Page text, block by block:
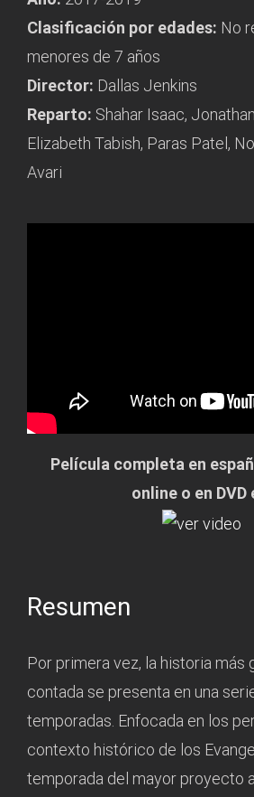
Clasificación por edades: No
menores de 7 años
Director: Dallas Jenkins
Reparto: Shahar Isaac,
Elizabeth Tabish, Paras Patel,
Avari
Película completa en
online o en DVD
Resumen
Por primera vez, la historia más
contada se presenta en una
temporadas. Enfocada en los
contexto histórico de los
temporada del mayor proyecto